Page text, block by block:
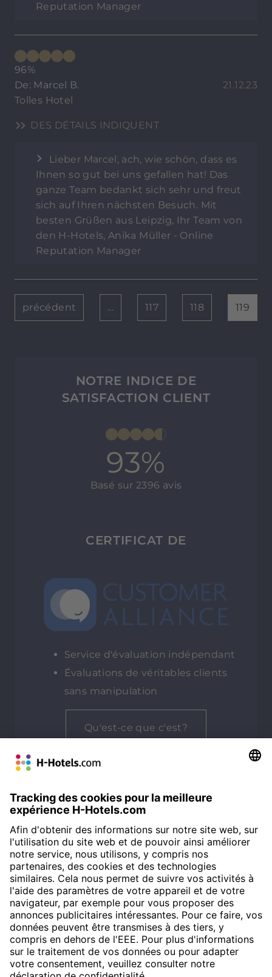
Reputation Manager
96%
De: Marcel B.
21.12.23
Tolles Hotel
DES DÉTAILS INDIQUENT
Lieber Marcel, ach, wie schön, dass es
Ihnen so gut bei uns gefallen hat! Das
ganze Team bedankt sich sehr und freut
sich auf Ihren nächsten Besuch. Mit
besten Grüßen aus Leipzig, Ihr Team von
den H-Hotels, Anika Müller - Online
Reputation Manager
précédent ... 117 118 119
NOTRE INDICE DE
SATISFACTION CLIENT
93%
Basé sur 2396 avis
CERTIFICAT DE
Service d'évaluation indépendant
Évaluations de véritables clients
sans manipulation
Qu'est-ce que c'est?